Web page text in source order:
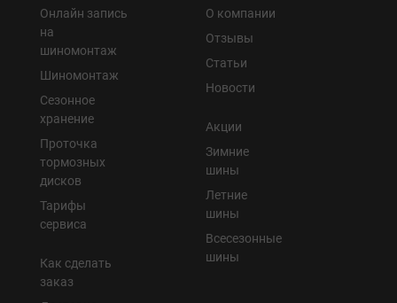
Онлайн запись
на
шиномонтаж
Шиномонтаж
Сезонное
хранение
Проточка
тормозных
дисков
Тарифы
сервиса
Как сделать
заказ
О компании
Отзывы
Статьи
Новости
Акции
Зимние
шины
Летние
шины
Всесезонные
шины